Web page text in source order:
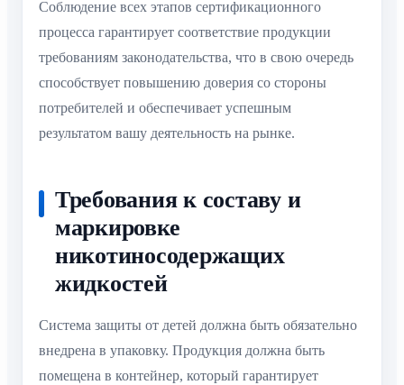
Соблюдение всех этапов сертификационного
процесса гарантирует соответствие продукции
требованиям законодательства, что в свою очередь
способствует повышению доверия со стороны
потребителей и обеспечивает успешным
результатом вашу деятельность на рынке.
Требования к составу и
маркировке
никотиносодержащих
жидкостей
Система защиты от детей должна быть обязательно
внедрена в упаковку. Продукция должна быть
помещена в контейнер, который гарантирует